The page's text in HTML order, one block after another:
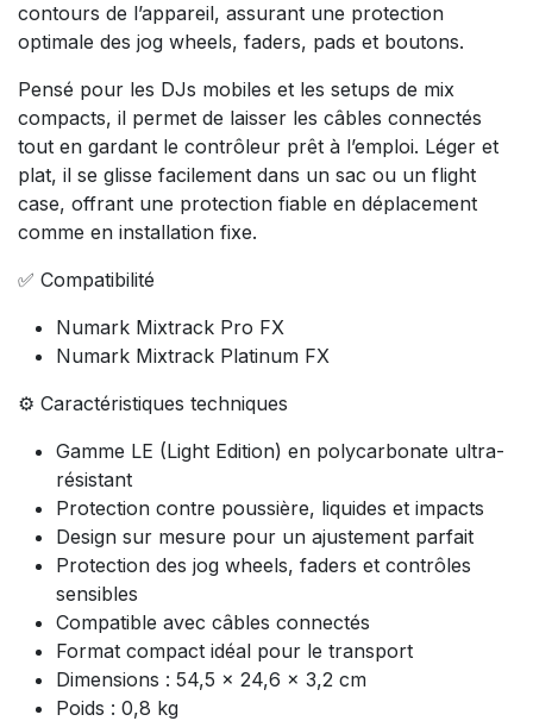
contours de l’appareil, assurant une protection
optimale des jog wheels, faders, pads et boutons.
Pensé pour les DJs mobiles et les setups de mix
compacts, il permet de laisser les câbles connectés
tout en gardant le contrôleur prêt à l’emploi. Léger et
plat, il se glisse facilement dans un sac ou un flight
case, offrant une protection fiable en déplacement
comme en installation fixe.
✅ Compatibilité
Numark Mixtrack Pro FX
Numark Mixtrack Platinum FX
⚙️ Caractéristiques techniques
Gamme LE (Light Edition) en polycarbonate ultra-
résistant
Protection contre poussière, liquides et impacts
Design sur mesure pour un ajustement parfait
Protection des jog wheels, faders et contrôles
sensibles
Compatible avec câbles connectés
Format compact idéal pour le transport
Dimensions : 54,5 x 24,6 x 3,2 cm
Poids : 0,8 kg